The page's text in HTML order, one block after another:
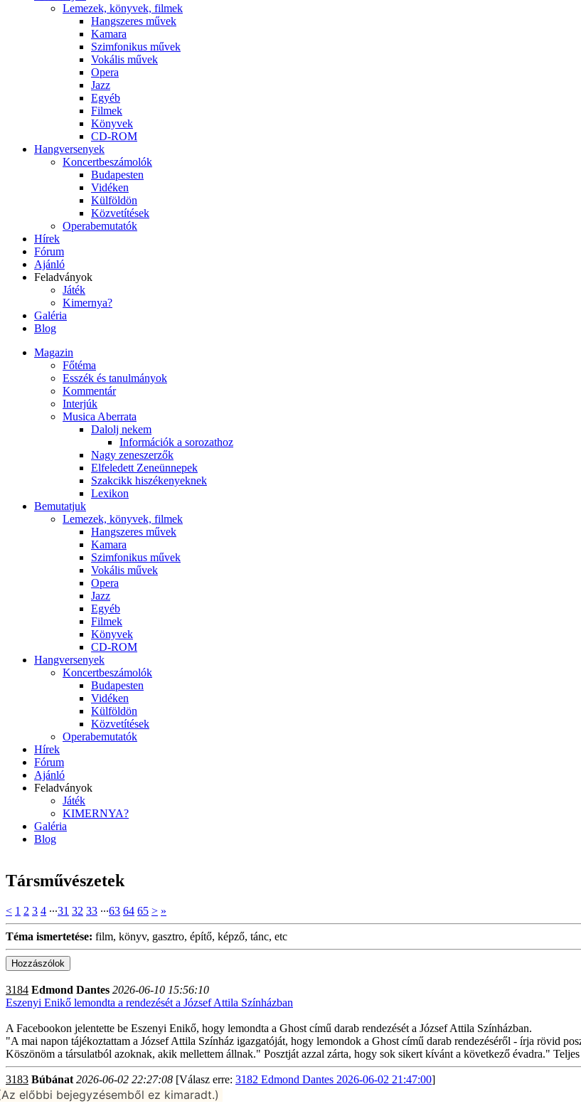
Lemezek, könyvek, filmek
Hangszeres művek
Kamara
Szimfonikus művek
Vokális művek
Opera
Jazz
Egyéb
Filmek
Könyvek
CD-ROM
Hangversenyek
Koncertbeszámolók
Budapesten
Vidéken
Külföldön
Közvetítések
Operabemutatók
Hírek
Fórum
Ajánló
Feladványok
Játék
Kimernya?
Galéria
Blog
Magazin
Főtéma
Esszék és tanulmányok
Kommentár
Interjúk
Musica Aberrata
Dalolj nekem
Információk a sorozathoz
Nagy zeneszerzők
Elfeledett Zeneünnepek
Szakcikk hiszékenyeknek
Lexikon
Bemutatjuk
Lemezek, könyvek, filmek
Hangszeres művek
Kamara
Szimfonikus művek
Vokális művek
Opera
Jazz
Egyéb
Filmek
Könyvek
CD-ROM
Hangversenyek
Koncertbeszámolók
Budapesten
Vidéken
Külföldön
Közvetítések
Operabemutatók
Hírek
Fórum
Ajánló
Feladványok
Játék
KIMERNYA?
Galéria
Blog
Társművészetek
< 1 2 3 4 ∙∙∙31 32 33 ∙∙∙63 64 65 > »
Téma ismertetése: film, könyv, gasztro, építő, képző, tánc, etc
3184 Edmond Dantes 2026-06-10 15:56:10
Eszenyi Enikő lemondta a rendezését a József Attila Színházban
A Facebookon jelentette be Eszenyi Enikő, hogy lemondta a Ghost című darab rendezését a József Attila Színházban.
"A mai napon tájékoztattam a József Attila Színház igazgatóját, hogy lemondok a Ghost című darab rendezéséről - írja rövid
Köszönöm a társulatból azoknak, akik mellettem állnak." Posztját azzal zárta, hogy sok sikert kívánt a következő évadra."
3183 Búbánat 2026-06-02 22:27:08 [Válasz erre: 3182 Edmond Dantes 2026-06-02 21:47:00]
előbbi bejegyzésemből ez kimaradt.)